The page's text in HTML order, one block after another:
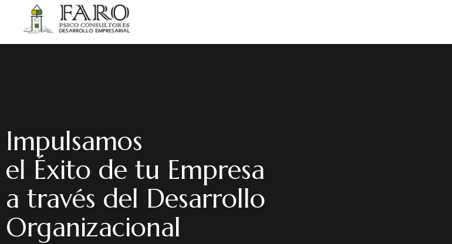
Impulsamos
el Éxito de tu Empresa
a través del Desarrollo
Organizacional